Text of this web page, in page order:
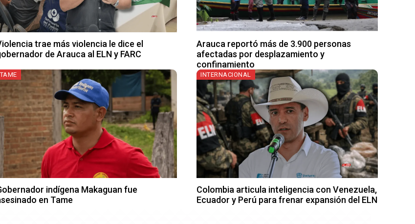
trae más violencia le dice el
de Arauca al ELN y FARC
Arauca reportó más de 3.900 personas
afectadas por desplazamiento y
confinamiento
TAME
indígena Makaguan fue
en Tame
INTERNACIONAL
Colombia articula inteligencia con Venezuela,
Ecuador y Perú para frenar expansión del ELN